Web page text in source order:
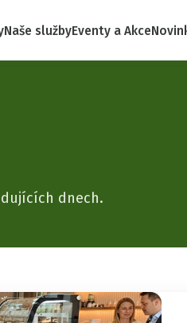
Naše službyEventy a Akce
dnech.